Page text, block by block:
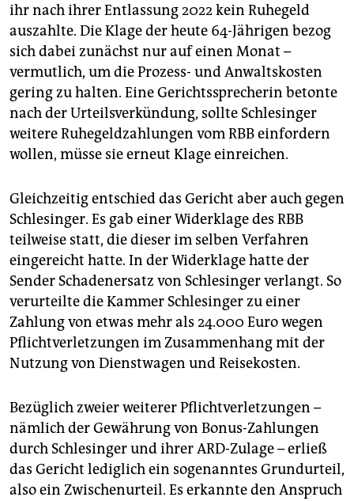
ihr nach ihrer Entlassung 2022 kein Ruhegeld
auszahlte. Die Klage der heute 64-Jährigen bezog
sich dabei zunächst nur auf einen Monat –
vermutlich, um die Prozess- und Anwaltskosten
gering zu halten. Eine Gerichtssprecherin betonte
nach der Urteilsverkündung, sollte Schlesinger
weitere Ruhegeldzahlungen vom RBB einfordern
wollen, müsse sie erneut Klage einreichen.
Gleichzeitig entschied das Gericht aber auch gegen
Schlesinger. Es gab einer Widerklage des RBB
teilweise statt, die dieser im selben Verfahren
eingereicht hatte. In der Widerklage hatte der
Sender Schadenersatz von Schlesinger verlangt. So
verurteilte die Kammer Schlesinger zu einer
Zahlung von etwas mehr als 24.000 Euro wegen
Pflichtverletzungen im Zusammenhang mit der
Nutzung von Dienstwagen und Reisekosten.
Bezüglich zweier weiterer Pflichtverletzungen –
nämlich der Gewährung von Bonus-Zahlungen
durch Schlesinger und ihrer ARD-Zulage – erließ
das Gericht lediglich ein sogenanntes Grundurteil,
also ein Zwischenurteil. Es erkannte den Anspruch